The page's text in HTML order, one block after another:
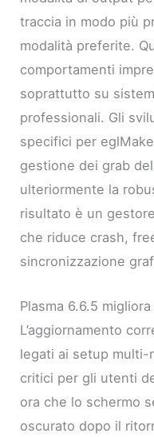
traccia in modo più
modalità preferite.
comportamenti
soprattutto su
professionali. Gli
specifici per
gestione dei grab
ulteriormente la
risultato è un
che riduce crash,
sincronizzazione
Plasma 6.6.5
L’aggiornamento
legati ai setup multi-
critici per gli utenti
ora che lo schermo
oscurato dopo il